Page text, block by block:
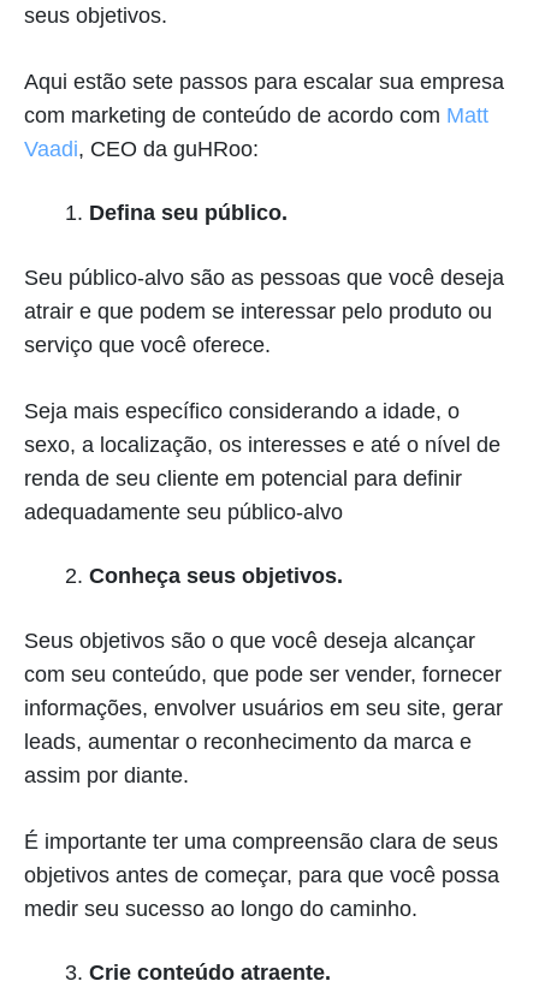
seus objetivos.
Aqui estão sete passos para escalar sua empresa
com marketing de conteúdo de acordo com Matt
Vaadi, CEO da guHRoo:
Defina seu público.
Seu público-alvo são as pessoas que você deseja
atrair e que podem se interessar pelo produto ou
serviço que você oferece.
Seja mais específico considerando a idade, o
sexo, a localização, os interesses e até o nível de
renda de seu cliente em potencial para definir
adequadamente seu público-alvo
Conheça seus objetivos.
Seus objetivos são o que você deseja alcançar
com seu conteúdo, que pode ser vender, fornecer
informações, envolver usuários em seu site, gerar
leads, aumentar o reconhecimento da marca e
assim por diante.
É importante ter uma compreensão clara de seus
objetivos antes de começar, para que você possa
medir seu sucesso ao longo do caminho.
Crie conteúdo atraente.